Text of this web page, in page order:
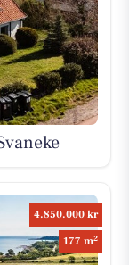
4.850.000 kr
177 m2